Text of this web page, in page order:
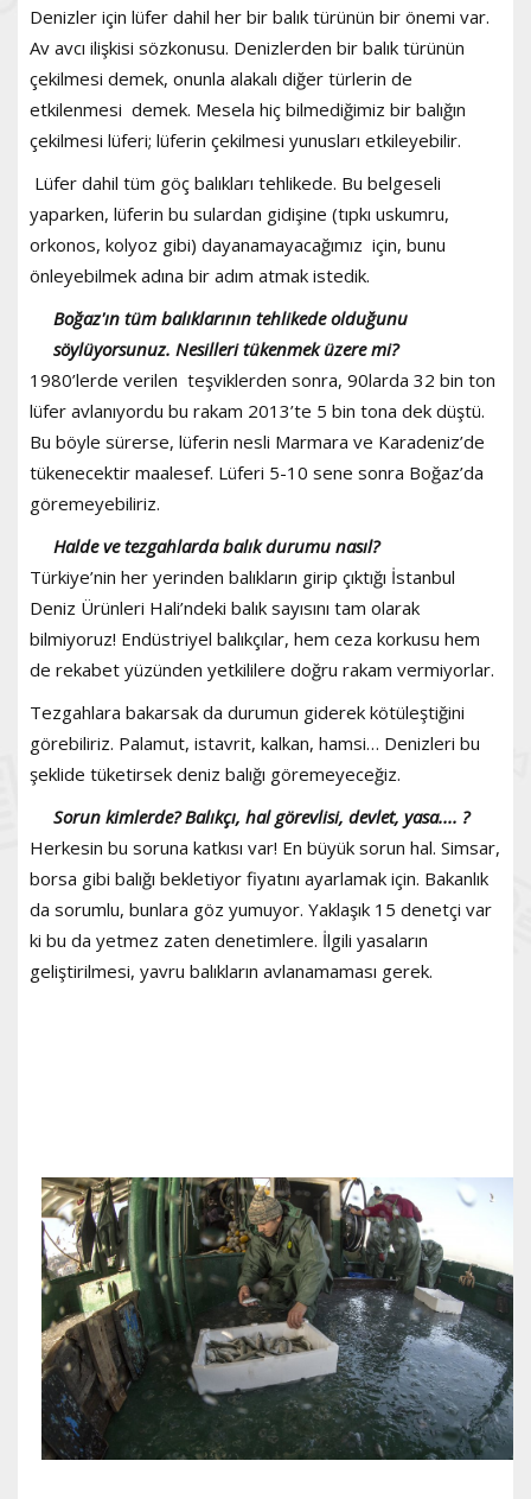
Denizler için lüfer dahil her bir balık türünün bir önemi var.
Av avcı ilişkisi sözkonusu. Denizlerden bir balık türünün
çekilmesi demek, onunla alakalı diğer türlerin de
etkilenmesi demek. Mesela hiç bilmediğimiz bir balığın
çekilmesi lüferi; lüferin çekilmesi yunusları etkileyebilir.
Lüfer dahil tüm göç balıkları tehlikede. Bu belgeseli
yaparken, lüferin bu sulardan gidişine (tıpkı uskumru,
orkonos, kolyoz gibi) dayanamayacağımız için, bunu
önleyebilmek adına bir adım atmak istedik.
Boğaz'ın tüm balıklarının tehlikede olduğunu
söylüyorsunuz. Nesilleri tükenmek üzere mi?
1980’lerde verilen teşviklerden sonra, 90larda 32 bin ton
lüfer avlanıyordu bu rakam 2013’te 5 bin tona dek düştü.
Bu böyle sürerse, lüferin nesli Marmara ve Karadeniz’de
tükenecektir maalesef. Lüferi 5-10 sene sonra Boğaz’da
göremeyebiliriz.
Halde ve tezgahlarda balık durumu nasıl?
Türkiye’nin her yerinden balıkların girip çıktığı İstanbul
Deniz Ürünleri Hali’ndeki balık sayısını tam olarak
bilmiyoruz! Endüstriyel balıkçılar, hem ceza korkusu hem
de rekabet yüzünden yetkililere doğru rakam vermiyorlar.
Tezgahlara bakarsak da durumun giderek kötüleştiğini
görebiliriz. Palamut, istavrit, kalkan, hamsi… Denizleri bu
şeklide tüketirsek deniz balığı göremeyeceğiz.
Sorun kimlerde? Balıkçı, hal görevlisi, devlet, yasa.... ?
Herkesin bu soruna katkısı var! En büyük sorun hal. Simsar,
borsa gibi balığı bekletiyor fiyatını ayarlamak için. Bakanlık
da sorumlu, bunlara göz yumuyor. Yaklaşık 15 denetçi var
ki bu da yetmez zaten denetimlere. İlgili yasaların
geliştirilmesi, yavru balıkların avlanamaması gerek.